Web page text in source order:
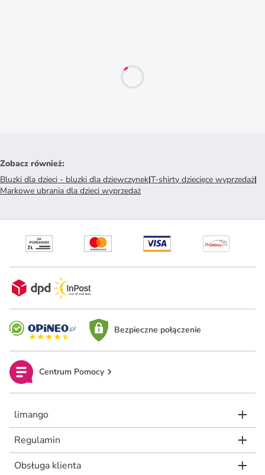
Zobacz również:
Bluzki dla dzieci - bluzki dla dziewczynek|T-shirty dziecięce wyprzedaż|
Markowe ubrania dla dzieci wyprzedaż
Bezpieczne połączenie
Centrum Pomocy
limango
Regulamin
Obsługa klienta